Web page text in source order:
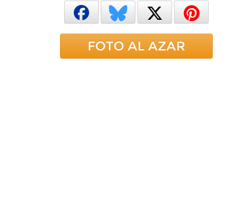
FOTO AL AZAR